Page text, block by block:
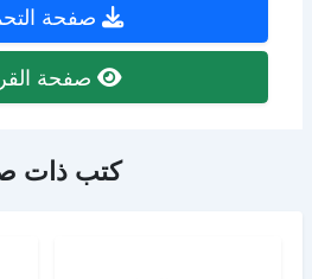
صفحة
صفحة
كتب ذات